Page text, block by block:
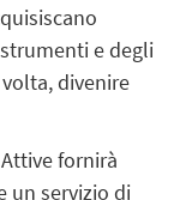
e degli
divenire
fornirà
un servizio di